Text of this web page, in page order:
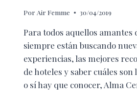
Por Air Femme 30/04/2019
Para todos aquellos amantes
siempre están buscando
experiencias, las mejores
de hoteles y saber cuáles son
o sí hay que conocer, Alma